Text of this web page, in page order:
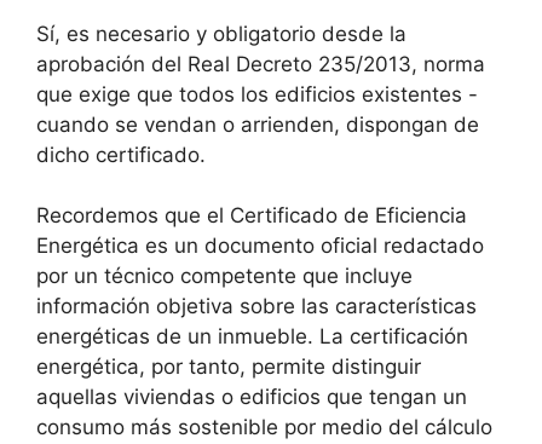
Sí, es necesario y obligatorio desde la
aprobación del Real Decreto 235/2013, norma
que exige que todos los edificios existentes -
cuando se vendan o arrienden, dispongan de
dicho certificado.
Recordemos que el Certificado de Eficiencia
Energética es un documento oficial redactado
por un técnico competente que incluye
información objetiva sobre las características
energéticas de un inmueble. La certificación
energética, por tanto, permite distinguir
aquellas viviendas o edificios que tengan un
consumo más sostenible por medio del cálculo